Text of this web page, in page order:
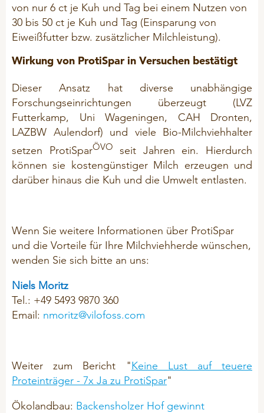
von nur 6 ct je Kuh und Tag bei einem Nutzen von
30 bis 50 ct je Kuh und Tag (Einsparung von
Eiweißfutter bzw. zusätzlicher Milchleistung).
Wirkung von ProtiSpar in Versuchen bestätigt
Dieser Ansatz hat diverse unabhängige
Forschungseinrichtungen überzeugt (LVZ
Futterkamp, Uni Wageningen, CAH Dronten,
LAZBW Aulendorf) und viele Bio-Milchviehhalter
setzen ProtiSparÖVO
seit Jahren ein. Hierdurch
können sie kostengünstiger Milch erzeugen und
darüber hinaus die Kuh und die Umwelt entlasten.
Wenn Sie weitere Informationen über ProtiSpar
und die Vorteile für Ihre Milchviehherde wünschen,
wenden Sie sich bitte an uns:
Niels Moritz
Tel.: +49 5493 9870 360
Email: nmoritz@vilofoss.com
Weiter zum Bericht "Keine Lust auf teuere
Proteinträger - 7x Ja zu ProtiSpar"
Ökolandbau: Backensholzer Hof gewinnt